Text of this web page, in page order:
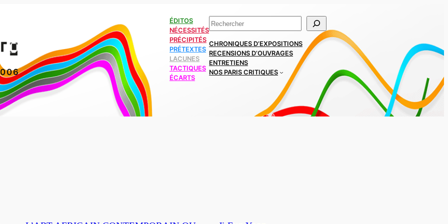
ÉDITOS
NÉCESSITÉS
PRÉCIPITÉS
PRÉTEXTES
LACUNES
TACTIQUES
ÉCARTS
Rechercher
CHRONIQUES D’EXPOSITIONS
RECENSIONS D’OUVRAGES
ENTRETIENS
NOS PARIS CRITIQUES